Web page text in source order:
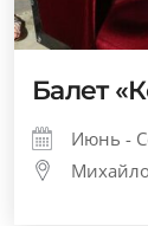
Балет
Июнь -